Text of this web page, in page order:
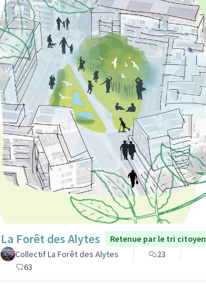
La Forêt des Alytes
Retenue par le tri citoyen
Collectif La Forêt des Alytes
23
63